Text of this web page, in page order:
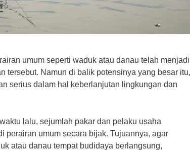
umum seperti waduk atau danau telah menjadi
tersebut. Namun di balik potensinya yang besar
serius dalam hal keberlanjutan lingkungan dan
lalu, sejumlah pakar dan pelaku usaha
perairan umum secara bijak. Tujuannya, agar
atau danau tempat budidaya berlangsung,